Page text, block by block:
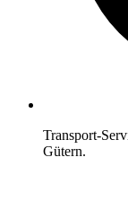
Transport-
Gütern.